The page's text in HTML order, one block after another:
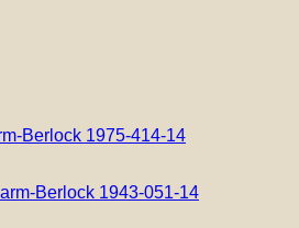
Berlock 1975-414-14